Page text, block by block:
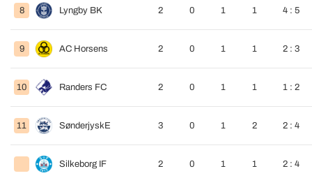
8 Lyngby BK 2 0 1 1 4 : 5
9 AC Horsens 2 0 1 1 2 : 3
10 Randers FC 2 0 1 1 1 : 2
11 SønderjyskE 3 0 1 2 2 : 4
Silkeborg IF 2 0 1 1 2 : 4